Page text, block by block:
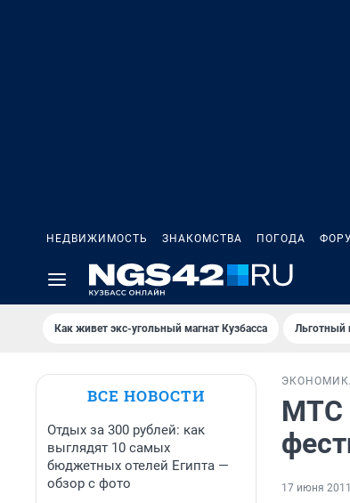
НЕДВИЖИМОСТЬ ЗНАКОМСТВА ПОГОДА
Как живет экс-угольный магнат Кузбасса Льготный
ВСЕ НОВОСТИ
Отдых за 300 рублей: как
выглядят 10 самых
бюджетных отелей Египта —
обзор с фото
МТС
17 июня